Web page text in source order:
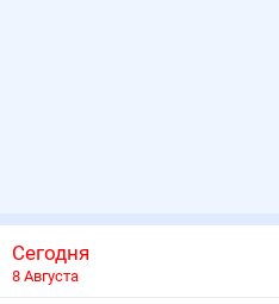
Сегодня
8 Августа